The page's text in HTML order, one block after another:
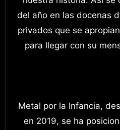
del año en las docenas
privados que se
para llegar con su
Metal por la Infancia,
en 2019, se ha